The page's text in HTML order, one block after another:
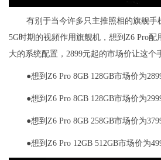
有别于当今许多只主推照相的旗舰手
5G时期的视頻作用旗舰机，想到Z6 Pro配
大的系统配置，2899元起的市场价让这个
●想到Z6 Pro 8GB 128GB市场价为
●想到Z6 Pro 8GB 128GB市场价为
●想到Z6 Pro 8GB 258GB市场价为
●想到Z6 Pro 12GB 512GB市场价为